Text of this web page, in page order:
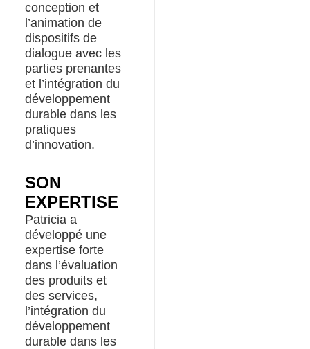
conception et
l’animation de
dispositifs de
dialogue avec les
parties prenantes
et l’intégration du
développement
durable dans les
pratiques
d’innovation.
SON
EXPERTISE
Patricia a
développé une
expertise forte
dans l’évaluation
des produits et
des services,
l’intégration du
développement
durable dans les